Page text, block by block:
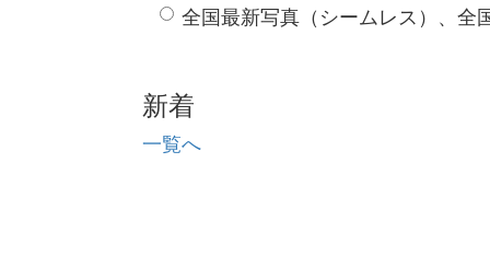
全国最新写真（シームレス）、全
新着
一覧へ